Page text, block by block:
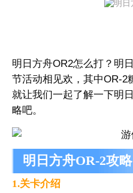
明日方舟OR2怎么打？明
节活动相见欢，其中OR-2
就让我们一起了解一下明
略吧。
明日方舟OR-2攻略
1.关卡介绍